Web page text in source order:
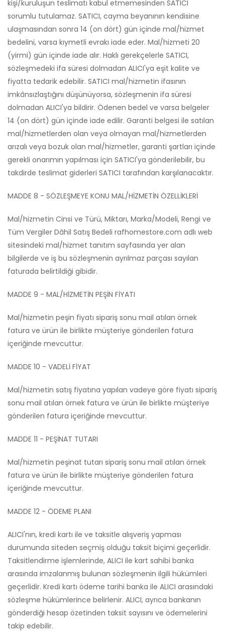
kişi/kuruluşun teslimatı kabul etmemesinden SATICI
sorumlu tutulamaz. SATICI, cayma beyanının kendisine
ulaşmasından sonra 14 (on dört) gün içinde mal/hizmet
bedelini, varsa kıymetli evrakı iade eder. Mal/hizmeti 20
(yirmi) gün içinde iade alır. Haklı gerekçelerle SATICI,
sözleşmedeki ifa süresi dolmadan ALICI'ya eşit kalite ve
fiyatta tedarik edebilir. SATICI mal/hizmetin ifasının
imkânsızlaştığını düşünüyorsa, sözleşmenin ifa süresi
dolmadan ALICI'ya bildirir. Ödenen bedel ve varsa belgeler
14 (on dört) gün içinde iade edilir. Garanti belgesi ile satılan
mal/hizmetlerden olan veya olmayan mal/hizmetlerden
arızalı veya bozuk olan mal/hizmetler, garanti şartları içinde
gerekli onarımın yapılması için SATICI'ya gönderilebilir, bu
takdirde teslimat giderleri SATICI tarafından karşılanacaktır.
MADDE 8 - SÖZLEŞMEYE KONU MAL/HİZMETİN ÖZELLİKLERİ
Mal/hizmetin Cinsi ve Türü, Miktarı, Marka/Modeli, Rengi ve
Tüm Vergiler Dâhil Satış Bedeli rafhomestore.com adlı web
sitesindeki mal/hizmet tanıtım sayfasında yer alan
bilgilerde ve iş bu sözleşmenin ayrılmaz parçası sayılan
faturada belirtildiği gibidir.
MADDE 9 - MAL/HİZMETİN PEŞİN FİYATI
Mal/hizmetin peşin fiyatı sipariş sonu mail atılan örnek
fatura ve ürün ile birlikte müşteriye gönderilen fatura
içeriğinde mevcuttur.
MADDE 10 - VADELİ FİYAT
Mal/hizmetin satış fiyatına yapılan vadeye göre fiyatı sipariş
sonu mail atılan örnek fatura ve ürün ile birlikte müşteriye
gönderilen fatura içeriğinde mevcuttur.
MADDE 11 - PEŞİNAT TUTARI
Mal/hizmetin peşinat tutarı sipariş sonu mail atılan örnek
fatura ve ürün ile birlikte müşteriye gönderilen fatura
içeriğinde mevcuttur.
MADDE 12 - ÖDEME PLANI
ALICI'nın, kredi kartı ile ve taksitle alışveriş yapması
durumunda siteden seçmiş olduğu taksit biçimi geçerlidir.
Taksitlendirme işlemlerinde, ALICI ile kart sahibi banka
arasında imzalanmış bulunan sözleşmenin ilgili hükümleri
geçerlidir. Kredi kartı ödeme tarihi banka ile ALICI arasındaki
sözleşme hükümlerince belirlenir. ALICI, ayrıca bankanın
gönderdiği hesap özetinden taksit sayısını ve ödemelerini
takip edebilir.